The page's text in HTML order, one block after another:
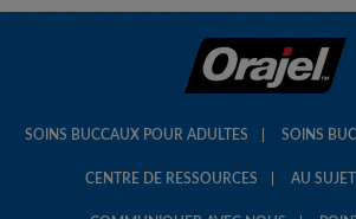
SOINS BUCCAUX POUR ADULTES SOINS
CENTRE DE RESSOURCES AU